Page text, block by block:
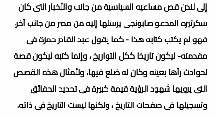
إلى لندن قص مساعيه السياسية من جانب والأخبار التى كان
سكرتيره المدعو صابونجى يرسلها إليه من مصر من جانب آخر،
فهو لم يكتب كتابه هذا - كما يقول عبد القادر حمزة فى
مقدمته- ليكون تاريخا ككل التواريخ ، وإنما كتبه ليكون قصة
لحوادث رآها بعينه وكان له ضلع فيها، ولأمثال هذه القصص
التى يرويها شهود الرؤية قيمة كبيرة فى تحديد الحقائق
وتسجيلها فى صفحات التاريخ ، ولكنها ليست التاريخ فى ذاته.